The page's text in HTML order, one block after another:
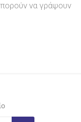
να γράψουν